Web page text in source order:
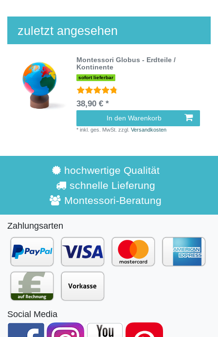
zuletzt angesehen
Montessori Globus - Erdteile /
Kontinente
sofort lieferbar
38,90 € *
In den Warenkorb
*inkl. ges. MwSt. zzgl.Versandkosten
hochwertige Qualität
schnelle Lieferung
Montessori-Beratung
Zahlungsarten
Social Media